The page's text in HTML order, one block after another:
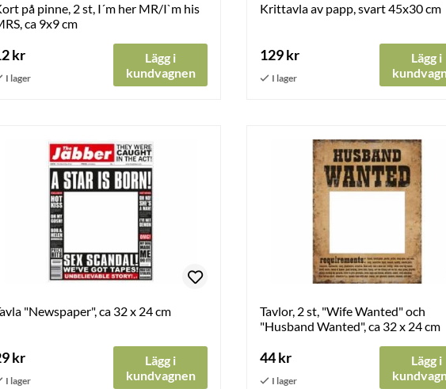
på pinne, 2 st, I´m her MR/I`m his
ca 9x9 cm
kr
Lägg i
kundvagnen
Krittavla av papp, svart 45x30 cm
129 kr
Lägg i
"Newspaper", ca 32 x 24 cm
kr
Lägg i
kundvagnen
Tavlor, 2 st, "Wife Wanted" och
"Husband Wanted", ca 32 x 24 cm
44 kr
Lägg i